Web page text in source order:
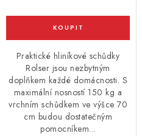
Praktické hliníkové schůdky
Rolser jsou nezbytným
doplňkem každé domácnosti. S
maximální nosností 150 kg a
vrchním schůdkem ve výšce 70
cm budou dostatečným
pomocníkem...